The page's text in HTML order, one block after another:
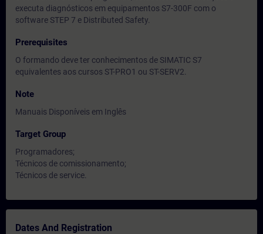
executa diagnósticos em equipamentos S7-300F com o
software STEP 7 e Distributed Safety.
Prerequisites
O formando deve ter conhecimentos de SIMATIC S7
equivalentes aos cursos ST-PRO1 ou ST-SERV2.
Note
Manuais Disponíveis em Inglês
Target Group
Programadores;
Técnicos de comissionamento;
Técnicos de service.
Dates And Registration